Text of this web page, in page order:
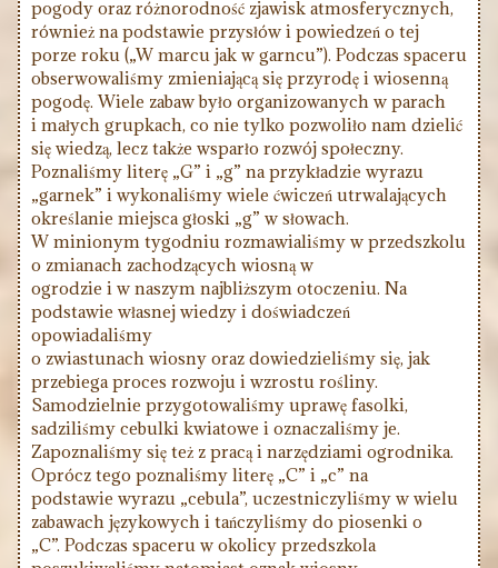
pogody oraz różnorodność zjawisk atmosferycznych,
również na podstawie przysłów i powiedzeń o tej
porze roku („W marcu jak w garncu”). Podczas spaceru
obserwowaliśmy zmieniającą się przyrodę i wiosenną
pogodę. Wiele zabaw było organizowanych w parach
i małych grupkach, co nie tylko pozwoliło nam dzielić
się wiedzą, lecz także wsparło rozwój społeczny.
Poznaliśmy literę „G” i „g” na przykładzie wyrazu
„garnek” i wykonaliśmy wiele ćwiczeń utrwalających
określanie miejsca głoski „g” w słowach.
W minionym tygodniu rozmawialiśmy w przedszkolu
o zmianach zachodzących wiosną w
ogrodzie i w naszym najbliższym otoczeniu. Na
podstawie własnej wiedzy i doświadczeń
opowiadaliśmy
o zwiastunach wiosny oraz dowiedzieliśmy się, jak
przebiega proces rozwoju i wzrostu rośliny.
Samodzielnie przygotowaliśmy uprawę fasolki,
sadziliśmy cebulki kwiatowe i oznaczaliśmy je.
Zapoznaliśmy się też z pracą i narzędziami ogrodnika.
Oprócz tego poznaliśmy literę „C” i „c” na
podstawie wyrazu „cebula”, uczestniczyliśmy w wielu
zabawach językowych i tańczyliśmy do piosenki o
„C”. Podczas spaceru w okolicy przedszkola